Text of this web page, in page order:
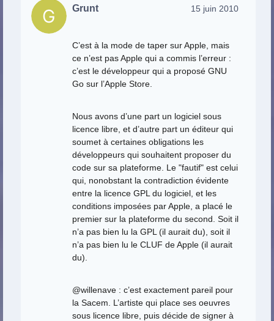
Grunt 15 juin 2010
C’est à la mode de taper sur Apple, mais
ce n’est pas Apple qui a commis l’erreur :
c’est le développeur qui a proposé GNU
Go sur l’Apple Store.
Nous avons d’une part un logiciel sous
licence libre, et d’autre part un éditeur qui
soumet à certaines obligations les
développeurs qui souhaitent proposer du
code sur sa plateforme. Le "fautif" est celui
qui, nonobstant la contradiction évidente
entre la licence GPL du logiciel, et les
conditions imposées par Apple, a placé le
premier sur la plateforme du second. Soit il
n’a pas bien lu la GPL (il aurait du), soit il
n’a pas bien lu le CLUF de Apple (il aurait
du).
@willenave : c’est exactement pareil pour
la Sacem. L’artiste qui place ses oeuvres
sous licence libre, puis décide de signer à